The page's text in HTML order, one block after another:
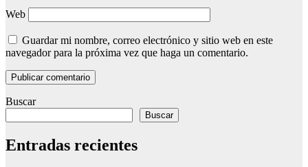
Web
Guardar mi nombre, correo electrónico y sitio web en este
navegador para la próxima vez que haga un comentario.
Buscar
Buscar
Entradas recientes